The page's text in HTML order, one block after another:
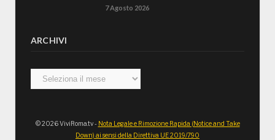
7 Agosto 2026
ARCHIVI
Archivi
© 2026 ViviRoma.tv - Nota Legale e Rimozione Rapida (Notice and Take
Down) ai sensi della Direttiva UE 2019/790